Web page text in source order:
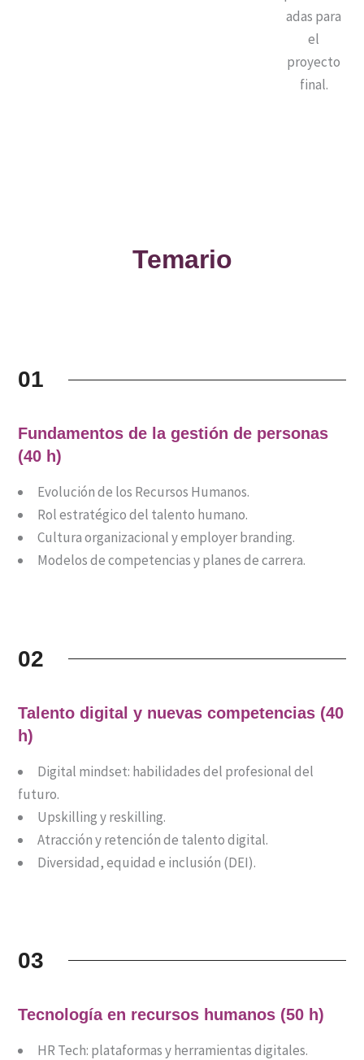
adas para
el
proyecto
final.
Temario
01
Fundamentos de la gestión de personas
(40 h)
Evolución de los Recursos Humanos.
Rol estratégico del talento humano.
Cultura organizacional y employer branding.
Modelos de competencias y planes de carrera.
02
Talento digital y nuevas competencias (40
h)
Digital mindset: habilidades del profesional del
futuro.
Upskilling y reskilling.
Atracción y retención de talento digital.
Diversidad, equidad e inclusión (DEI).
03
Tecnología en recursos humanos (50 h)
HR Tech: plataformas y herramientas digitales.